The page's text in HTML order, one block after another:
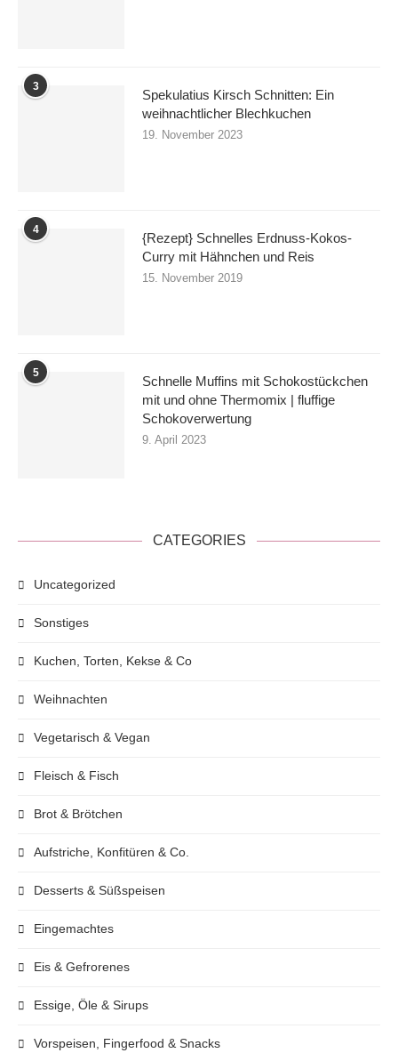
3
Spekulatius Kirsch Schnitten: Ein
weihnachtlicher Blechkuchen
19. November 2023
4
{Rezept} Schnelles Erdnuss-Kokos-
Curry mit Hähnchen und Reis
15. November 2019
5
Schnelle Muffins mit Schokostückchen
mit und ohne Thermomix | fluffige
Schokoverwertung
9. April 2023
CATEGORIES
Uncategorized
Sonstiges
Kuchen, Torten, Kekse & Co
Weihnachten
Vegetarisch & Vegan
Fleisch & Fisch
Brot & Brötchen
Aufstriche, Konfitüren & Co.
Desserts & Süßspeisen
Eingemachtes
Eis & Gefrorenes
Essige, Öle & Sirups
Vorspeisen, Fingerfood & Snacks